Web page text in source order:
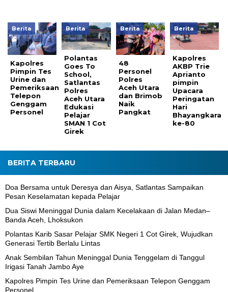
Berita
Kapolres
Pimpin Tes
Urine dan
Pemeriksaan
Telepon
Genggam
Personel
Berita
Polantas
Goes To
School,
Satlantas
Polres
Aceh Utara
Edukasi
Pelajar
SMAN 1 Cot
Girek
Berita
48
Personel
Polres
Aceh Utara
dan Brimob
Naik
Pangkat
Berita
Kapolres
AKBP Trie
Aprianto
pimpin
Upacara
Peringatan
Hari
Bhayangkara
ke-80
BERITA TERBARU
Doa Bersama untuk Deresya dan Aisya, Satlantas Sampaikan
Pesan Keselamatan kepada Pelajar
Dua Siswi Meninggal Dunia dalam Kecelakaan di Jalan Medan–
Banda Aceh, Lhoksukon
Polantas Karib Sasar Pelajar SMK Negeri 1 Cot Girek, Wujudkan
Generasi Tertib Berlalu Lintas
Anak Sembilan Tahun Meninggal Dunia Tenggelam di Tanggul
Irigasi Tanah Jambo Aye
Kapolres Pimpin Tes Urine dan Pemeriksaan Telepon Genggam
Personel